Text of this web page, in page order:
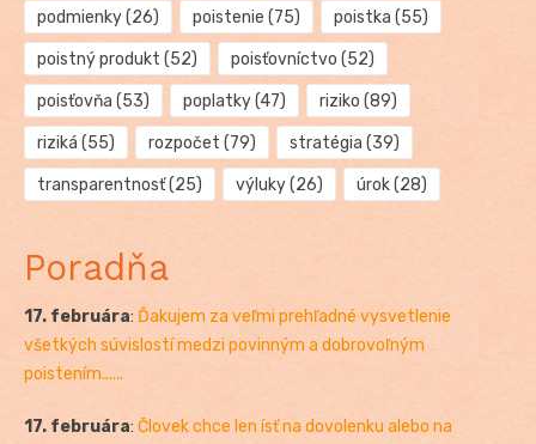
podmienky(26) poistenie (75) poistka (55)
poistný produkt (52) poisťovníctvo (52)
poisťovňa (53) poplatky(47) riziko (89)
riziká (55) rozpočet (79) stratégia (39)
transparentnosť(25) výluky(26) úrok(28)
Poradňa
17. februára: Ďakujem za veľmi prehľadné vysvetlenie
všetkých súvislostí medzi povinným a dobrovoľným
poistením......
17. februára: Človek chce len ísť na dovolenku alebo na